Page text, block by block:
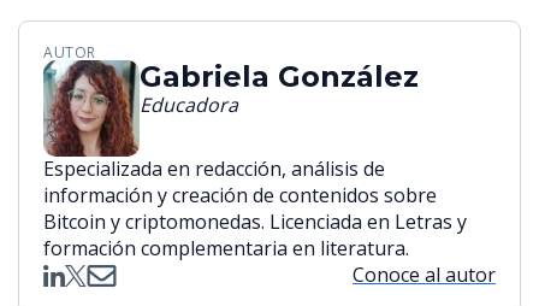
AUTOR
Gabriela González
Educadora
Especializada en redacción, análisis de
información y creación de contenidos sobre
Bitcoin y criptomonedas. Licenciada en Letras y
formación complementaria en literatura.
Conoce al autor